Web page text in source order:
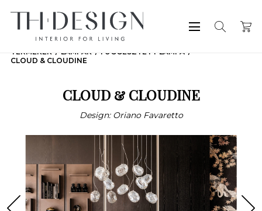
TERMÉKEK LÁMPÁK
FÜGGESZTETT LÁMPA
CLOUD & CLOUDINE
CLOUD & CLOUDINE
Design: Oriano Favaretto